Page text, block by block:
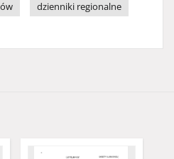
dzienniki regionalne